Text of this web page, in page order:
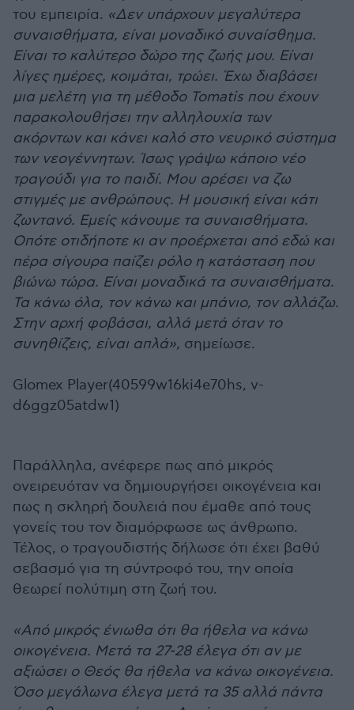
του εμπειρία. «Δεν υπάρχουν μεγαλύτερα
συναισθήματα, είναι μοναδικό συναίσθημα.
Είναι το καλύτερο δώρο της ζωής μου. Είναι
λίγες ημέρες, κοιμάται, τρώει. Έχω διαβάσει
μια μελέτη για τη μέθοδο Tomatis που έχουν
παρακολουθήσει την αλληλουχία των
ακόρντων και κάνει καλό στο νευρικό σύστημα
των νεογέννητων. Ίσως γράψω κάποιο νέο
τραγούδι για το παιδί. Μου αρέσει να ζω
στιγμές με ανθρώπους. Η μουσική είναι κάτι
ζωντανό. Εμείς κάνουμε τα συναισθήματα.
Οπότε οτιδήποτε κι αν προέρχεται από εδώ και
πέρα σίγουρα παίζει ρόλο η κατάσταση που
βιώνω τώρα. Είναι μοναδικά τα συναισθήματα.
Τα κάνω όλα, τον κάνω και μπάνιο, τον αλλάζω.
Στην αρχή φοβάσαι, αλλά μετά όταν το
συνηθίζεις, είναι απλά», σημείωσε.
Glomex Player(40599w16ki4e70hs, v-
d6ggz05atdw1)
Παράλληλα, ανέφερε πως από μικρός
ονειρευόταν να δημιουργήσει οικογένεια και
πως η σκληρή δουλειά που έμαθε από τους
γονείς του τον διαμόρφωσε ως άνθρωπο.
Τέλος, ο τραγουδιστής δήλωσε ότι έχει βαθύ
σεβασμό για τη σύντροφό του, την οποία
θεωρεί πολύτιμη στη ζωή του.
«Από μικρός ένιωθα ότι θα ήθελα να κάνω
οικογένεια. Μετά τα 27-28 έλεγα ότι αν με
αξιώσει ο Θεός θα ήθελα να κάνω οικογένεια.
Όσο μεγάλωνα έλεγα μετά τα 35 αλλά πάντα